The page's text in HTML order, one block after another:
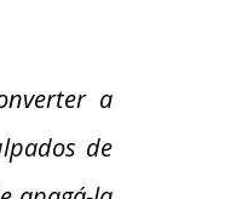
a
de